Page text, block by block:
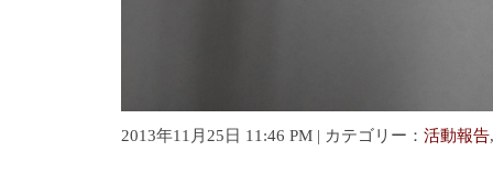
2013年11月25日 11:46 PM | カテゴリー： 活動報告